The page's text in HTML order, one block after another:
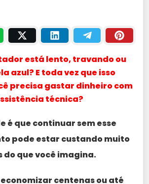
está lento, travando ou
azul? E toda vez que isso
precisa gastar dinheiro com
técnica?
é que continuar sem esse
pode estar custando muito
do que você imagina.
centenas ou até